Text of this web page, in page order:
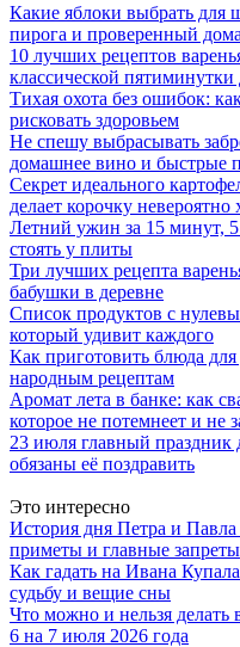
Какие яблоки выбрать для
пирога и проверенный
10 лучших рецептов
классической
Тихая охота без ошибок:
рисковать здоровьем
Не спешу выбрасывать
домашнее вино и быстрые
Секрет идеального
делает корочку невероятно
Летний ужин за 15 минут, 5
стоять у плиты
Три лучших рецепта
бабушки в деревне
Список продуктов с
который удивит каждого
Как приготовить блюда
народным рецептам
Аромат лета в банке: как
которое не потемнеет и не
23 июля главный
обязаны её поздравить
Это интересно
История дня Петра и
приметы и главные запреты
Как гадать на Ивана
судьбу и вещие сны
Что можно и нельзя
6 на 7 июля 2026 года